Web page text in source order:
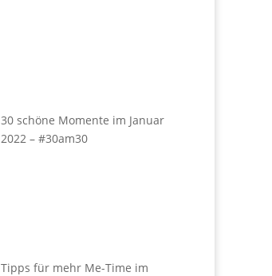
30 schöne Momente im Januar
2022 – #30am30
Tipps für mehr Me-Time im